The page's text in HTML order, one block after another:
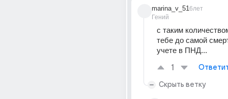
marina_v_51
Гений
6лет
с таким
тебе до самой
учете в ПНД...
1
Скрыть ветку